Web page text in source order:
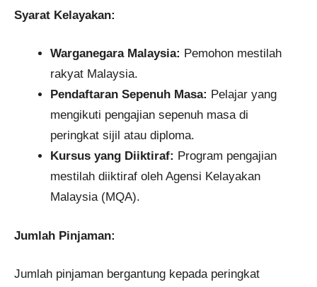
Syarat Kelayakan:
Warganegara Malaysia: Pemohon mestilah
rakyat Malaysia.​
Pendaftaran Sepenuh Masa: Pelajar yang
mengikuti pengajian sepenuh masa di
peringkat sijil atau diploma.
Kursus yang Diiktiraf: Program pengajian
mestilah diiktiraf oleh Agensi Kelayakan
Malaysia (MQA).​
Jumlah Pinjaman:
Jumlah pinjaman bergantung kepada peringkat